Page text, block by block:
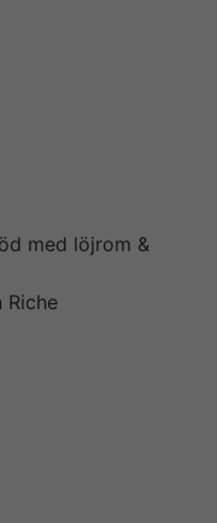
med löjrom &
Riche